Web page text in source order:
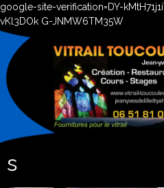
google-site-verification=DY-
vKl3DOk G-JNMW6TM35W
s